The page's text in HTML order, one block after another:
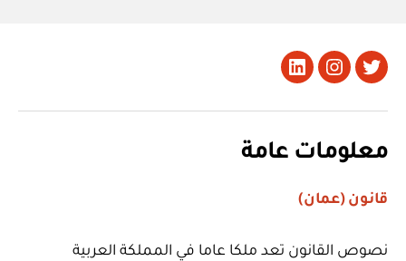
تويتر Instagram
LinkedIn
معلومات عامة
قانون (عمان)
نصوص القانون تعد ملكا عاما في المملكة العربية